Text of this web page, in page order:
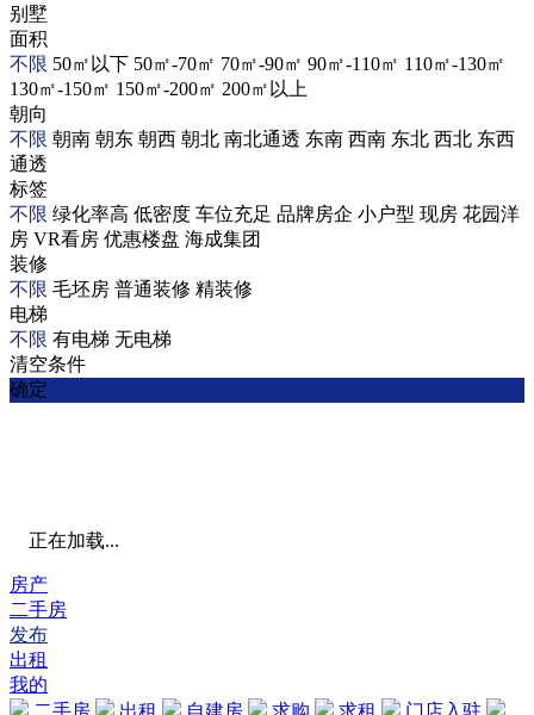
别墅
面积
不限 50㎡以下 50㎡-70㎡ 70㎡-90㎡ 90㎡-110㎡ 110㎡-130㎡
130㎡-150㎡ 150㎡-200㎡ 200㎡以上
朝向
不限 朝南 朝东 朝西 朝北 南北通透 东南 西南 东北 西北 东西
通透
标签
不限 绿化率高 低密度 车位充足 品牌房企 小户型 现房 花园洋
房 VR看房 优惠楼盘 海成集团
装修
不限 毛坯房 普通装修 精装修
电梯
不限 有电梯 无电梯
清空条件
确定
正在加载...
房产
二手房
发布
出租
我的
二手房
出租 自建房 求购 求租 门店入驻